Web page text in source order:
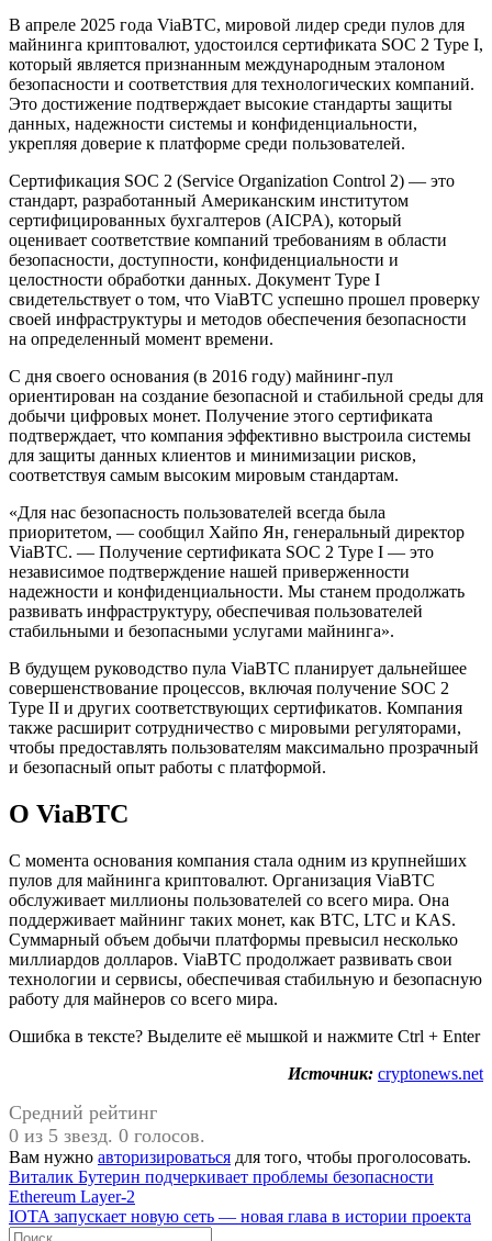
В апреле 2025 года ViaBTC, мировой лидер среди пулов для
майнинга криптовалют, удостоился сертификата SOC 2 Type I,
который является признанным международным эталоном
безопасности и соответствия для технологических компаний.
Это достижение подтверждает высокие стандарты защиты
данных, надежности системы и конфиденциальности,
укрепляя доверие к платформе среди пользователей.
Сертификация SOC 2 (Service Organization Control 2) — это
стандарт, разработанный Американским институтом
сертифицированных бухгалтеров (AICPA), который
оценивает соответствие компаний требованиям в области
безопасности, доступности, конфиденциальности и
целостности обработки данных. Документ Type I
свидетельствует о том, что ViaBTC успешно прошел проверку
своей инфраструктуры и методов обеспечения безопасности
на определенный момент времени.
С дня своего основания (в 2016 году) майнинг-пул
ориентирован на создание безопасной и стабильной среды для
добычи цифровых монет. Получение этого сертификата
подтверждает, что компания эффективно выстроила системы
для защиты данных клиентов и минимизации рисков,
соответствуя самым высоким мировым стандартам.
«Для нас безопасность пользователей всегда была
приоритетом, — сообщил Хайпо Ян, генеральный директор
ViaBTC. — Получение сертификата SOC 2 Type I — это
независимое подтверждение нашей приверженности
надежности и конфиденциальности. Мы станем продолжать
развивать инфраструктуру, обеспечивая пользователей
стабильными и безопасными услугами майнинга».
В будущем руководство пула ViaBTC планирует дальнейшее
совершенствование процессов, включая получение SOC 2
Type II и других соответствующих сертификатов. Компания
также расширит сотрудничество с мировыми регуляторами,
чтобы предоставлять пользователям максимально прозрачный
и безопасный опыт работы с платформой.
О ViaBTC
С момента основания компания стала одним из крупнейших
пулов для майнинга криптовалют. Организация ViaBTC
обслуживает миллионы пользователей со всего мира. Она
поддерживает майнинг таких монет, как BTC, LTC и KAS.
Суммарный объем добычи платформы превысил несколько
миллиардов долларов. ViaBTC продолжает развивать свои
технологии и сервисы, обеспечивая стабильную и безопасную
работу для майнеров со всего мира.
Ошибка в тексте? Выделите её мышкой и нажмите Ctrl + Enter
Источник: cryptonews.net
Средний рейтинг
0 из 5 звезд. 0 голосов.
Вам нужно авторизироваться для того, чтобы проголосовать.
Навигация
по
Предыдущая
запись:
Виталик Бутерин подчеркивает проблемы безопасности
Ethereum Layer-2
Следующая
запись:
IOTA запускает новую сеть — новая глава в истории проекта
Поиск